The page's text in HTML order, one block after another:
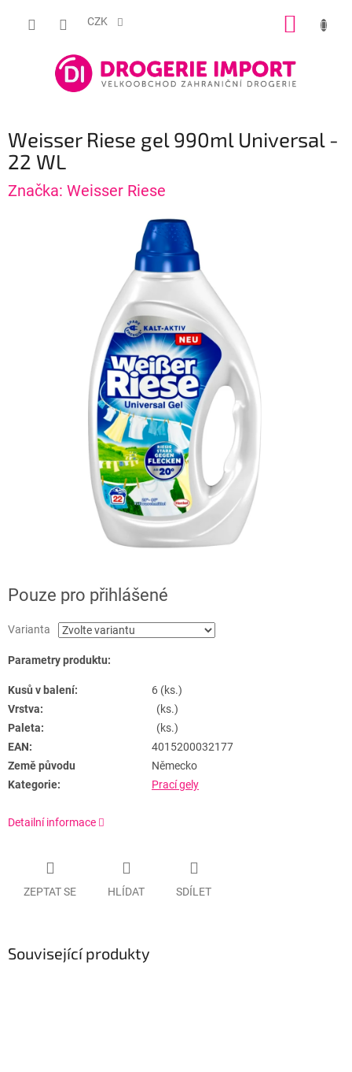
CZK
Weisser Riese gel 990ml Universal -
22 WL
Značka: Weisser Riese
Pouze pro přihlášené
Varianta
Parametry produktu:
Kusů v balení:
6 (ks.)
Vrstva:
(ks.)
Paleta:
(ks.)
EAN:
4015200032177
Země původu
Německo
Kategorie:
Prací gely
Detailní informace
ZEPTAT SE HLÍDAT SDÍLET
Související produkty